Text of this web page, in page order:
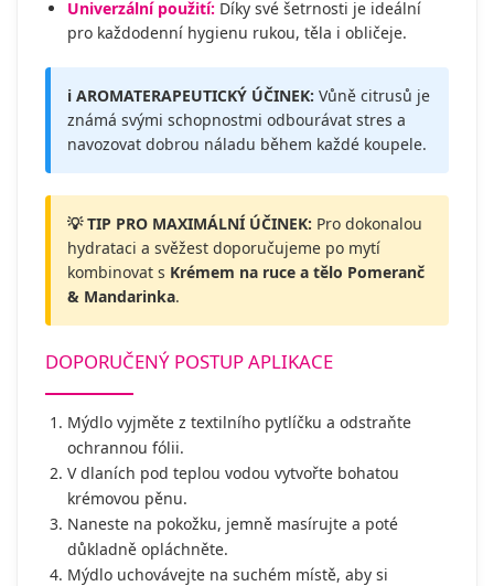
Univerzální použití: Díky své šetrnosti je ideální
pro každodenní hygienu rukou, těla i obličeje.
ℹ️ AROMATERAPEUTICKÝ ÚČINEK: Vůně citrusů je
známá svými schopnostmi odbourávat stres a
navozovat dobrou náladu během každé koupele.
💡 TIP PRO MAXIMÁLNÍ ÚČINEK: Pro dokonalou
hydrataci a svěžest doporučujeme po mytí
kombinovat s Krémem na ruce a tělo Pomeranč
& Mandarinka.
DOPORUČENÝ POSTUP APLIKACE
Mýdlo vyjměte z textilního pytlíčku a odstraňte
ochrannou fólii.
V dlaních pod teplou vodou vytvořte bohatou
krémovou pěnu.
Naneste na pokožku, jemně masírujte a poté
důkladně opláchněte.
Mýdlo uchovávejte na suchém místě, aby si